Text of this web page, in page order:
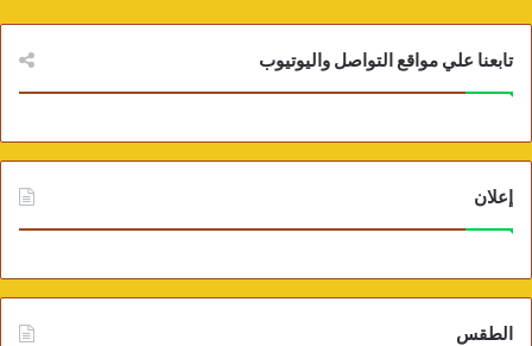
الدكتورة صفية القباني نقيب التشكيليين وعضو اللجنة العليا لملتقى الأقصر
الدولي للتصوير بدورته الخامسة عشر
تابعنا علي مواقع التواصل واليوتيوب
إعلان
الطقس